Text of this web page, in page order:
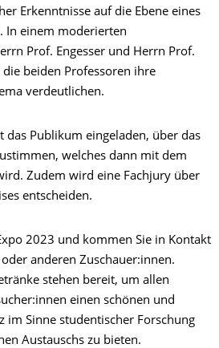
Erkenntnisse auf die Ebene eines
In einem moderierten
Prof. Engesser und Herrn Prof.
beiden Professoren ihre
verdeutlichen.
das Publikum eingeladen, über das
welches dann mit dem
Zudem wird eine Fachjury über
entscheiden.
2023 und kommen Sie in Kontakt
anderen Zuschauer:innen.
stehen bereit, um allen
einen schönen und
im Sinne studentischer Forschung
Austauschs zu bieten.